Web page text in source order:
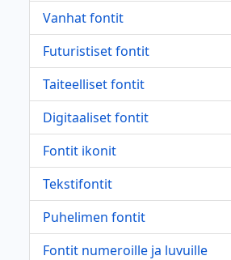
Vanhat fontit
Futuristiset fontit
Taiteelliset fontit
Digitaaliset fontit
Fontit ikonit
Tekstifontit
Puhelimen fontit
Fontit numeroille ja luvuille